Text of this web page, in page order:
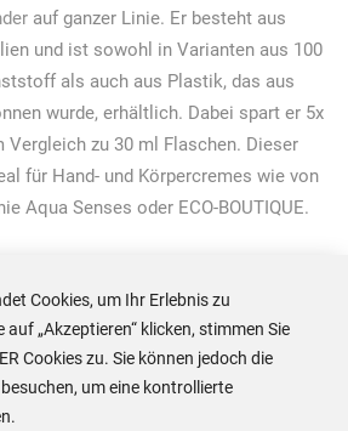
auf ganzer Linie. Er besteht aus
und ist sowohl in Varianten aus 100
als auch aus Plastik, das aus
wurde, erhältlich. Dabei spart er 5x
Vergleich zu 30 ml Flaschen. Dieser
für Hand- und Körpercremes wie von
Aqua Senses oder ECO-BOUTIQUE.
von ADA Cosmetics
für den Hotelbedarf setzen neue
Hygiene, Funktionalität und
bereichern das Badezimmer Ihrer
Cookies, um Ihr Erlebnis zu
auf „Akzeptieren“ klicken, stimmen Sie
Cookies zu. Sie können jedoch die
um eine kontrollierte